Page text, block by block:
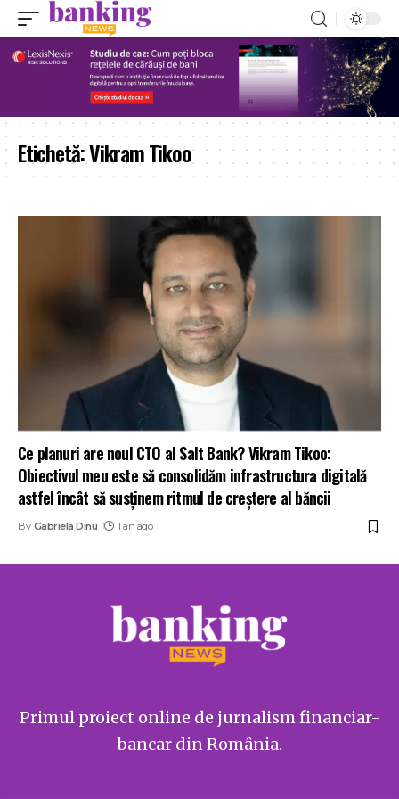
Etichetă:Vikram Tikoo
Ce planuri are noul CTO al Salt Bank? Vikram Tikoo:
Obiectivul meu este să consolidăm infrastructura digitală
astfel încât să susținem ritmul de creștere al băncii
By Gabriela Dinu 1 an ago
Primul proiect online de jurnalism financiar-
bancar din România.